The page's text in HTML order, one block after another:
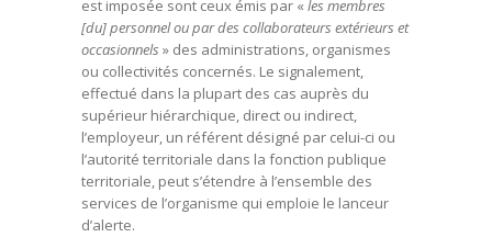
est imposée sont ceux émis par « les membres
[du] personnel ou par des collaborateurs extérieurs et
occasionnels » des administrations, organismes
ou collectivités concernés. Le signalement,
effectué dans la plupart des cas auprès du
supérieur hiérarchique, direct ou indirect,
l’employeur, un référent désigné par celui-ci ou
l’autorité territoriale dans la fonction publique
territoriale, peut s’étendre à l’ensemble des
services de l’organisme qui emploie le lanceur
d’alerte.